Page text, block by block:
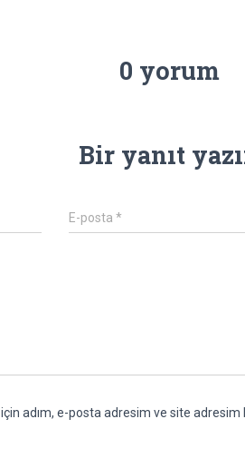
0 yorum
Bir yanıt
E-posta*
adım, e-posta adresim ve site adresim